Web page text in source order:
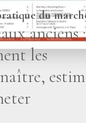
du
anciens :
les